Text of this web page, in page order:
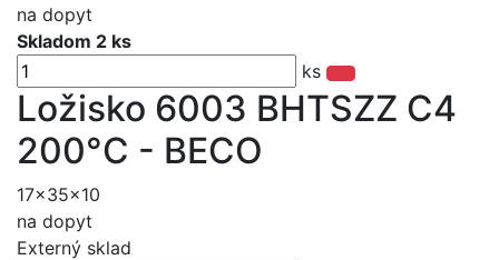
na dopyt
Skladom 2 ks
ks
Ložisko 6003 BHTSZZ C4
200°C - BECO
17x35x10
na dopyt
Externý sklad